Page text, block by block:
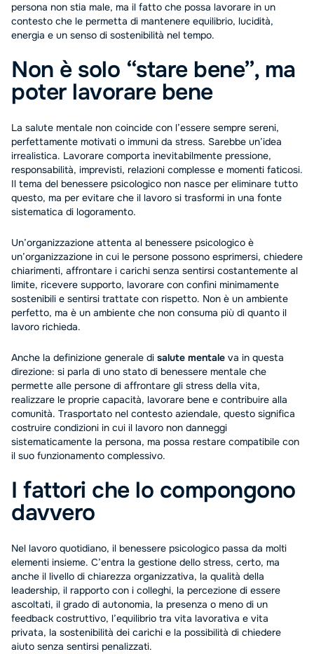
persona non stia male, ma il fatto che possa lavorare in un
contesto che le permetta di mantenere equilibrio, lucidità,
energia e un senso di sostenibilità nel tempo.
Non è solo “stare bene”, ma
poter lavorare bene
La salute mentale non coincide con l’essere sempre sereni,
perfettamente motivati o immuni da stress. Sarebbe un’idea
irrealistica. Lavorare comporta inevitabilmente pressione,
responsabilità, imprevisti, relazioni complesse e momenti faticosi.
Il tema del benessere psicologico non nasce per eliminare tutto
questo, ma per evitare che il lavoro si trasformi in una fonte
sistematica di logoramento.
Un’organizzazione attenta al benessere psicologico è
un’organizzazione in cui le persone possono esprimersi, chiedere
chiarimenti, affrontare i carichi senza sentirsi costantemente al
limite, ricevere supporto, lavorare con confini minimamente
sostenibili e sentirsi trattate con rispetto. Non è un ambiente
perfetto, ma è un ambiente che non consuma più di quanto il
lavoro richieda.
Anche la definizione generale di salute mentale va in questa
direzione: si parla di uno stato di benessere mentale che
permette alle persone di affrontare gli stress della vita,
realizzare le proprie capacità, lavorare bene e contribuire alla
comunità. Trasportato nel contesto aziendale, questo significa
costruire condizioni in cui il lavoro non danneggi
sistematicamente la persona, ma possa restare compatibile con
il suo funzionamento complessivo.
I fattori che lo compongono
davvero
Nel lavoro quotidiano, il benessere psicologico passa da molti
elementi insieme. C’entra la gestione dello stress, certo, ma
anche il livello di chiarezza organizzativa, la qualità della
leadership, il rapporto con i colleghi, la percezione di essere
ascoltati, il grado di autonomia, la presenza o meno di un
feedback costruttivo, l’equilibrio tra vita lavorativa e vita
privata, la sostenibilità dei carichi e la possibilità di chiedere
aiuto senza sentirsi penalizzati.